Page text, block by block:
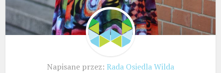
Napisane przez: Rada Osiedla Wilda